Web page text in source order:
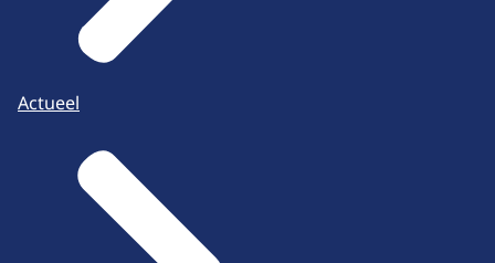
Actueel